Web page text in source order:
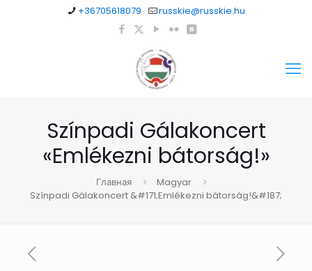
+36705618079 russkie@russkie.hu
Színpadi Gálakoncert
«Emlékezni bátorság!»
Главная
Magyar
Színpadi Gálakoncert &#171;Emlékezni bátorság!&#187;